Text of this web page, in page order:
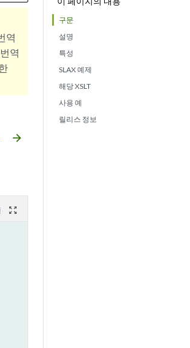
구문
설명
특성
SLAX 예제
해당 XSLT
사용 예
릴리스 정보
역
역
arrow_forward
zoom_out_map